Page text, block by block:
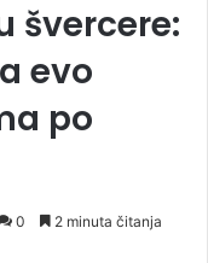
švercere:
evo
po
0 2 minuta čitanja